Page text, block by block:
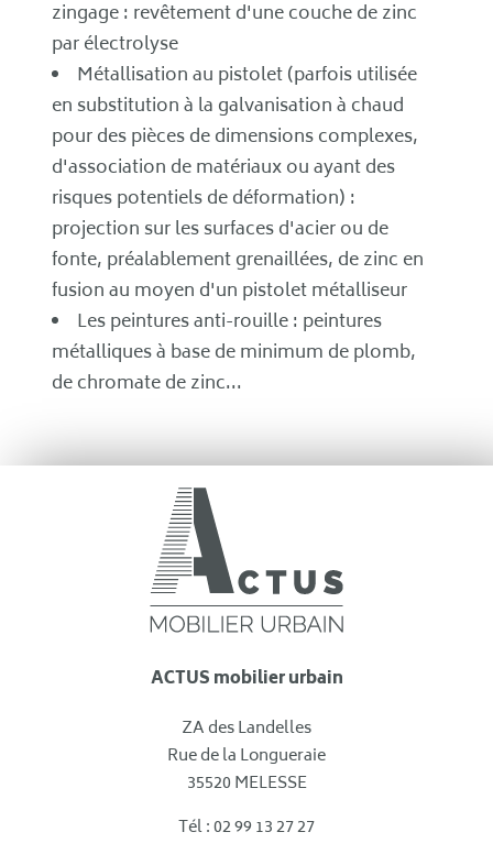
zingage : revêtement d'une couche de zinc
par électrolyse
Métallisation au pistolet (parfois utilisée
en substitution à la galvanisation à chaud
pour des pièces de dimensions complexes,
d'association de matériaux ou ayant des
risques potentiels de déformation) :
projection sur les surfaces d'acier ou de
fonte, préalablement grenaillées, de zinc en
fusion au moyen d'un pistolet métalliseur
Les peintures anti-rouille : peintures
métalliques à base de minimum de plomb,
de chromate de zinc...
ACTUS mobilier urbain
ZA des Landelles
Rue de la Longueraie
35520 MELESSE
Tél : 02 99 13 27 27